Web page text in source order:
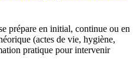
prépare en initial, continue ou en
(actes de vie, hygiène,
pratique pour intervenir